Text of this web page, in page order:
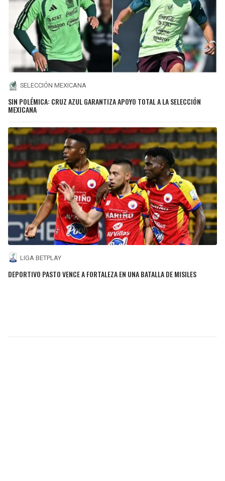
SELECCIÓN MEXICANA
SIN POLÉMICA: CRUZ AZUL GARANTIZA APOYO TOTAL A LA SELECCIÓN
MEXICANA
LIGA BETPLAY
DEPORTIVO PASTO VENCE A FORTALEZA EN UNA BATALLA DE MISILES